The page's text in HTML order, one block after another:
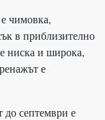
чимовка,
в приблизително
ниска и широка,
е
до септември е